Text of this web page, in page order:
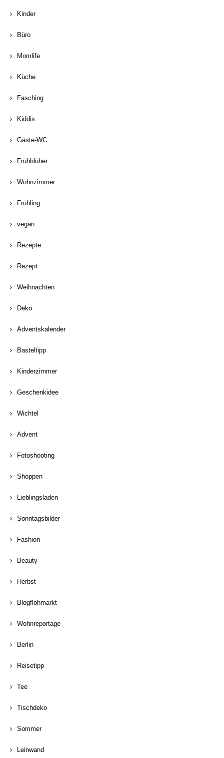
Kinder
Büro
Momlife
Küche
Fasching
Kiddis
Gäste-WC
Frühblüher
Wohnzimmer
Frühling
vegan
Rezepte
Rezept
Weihnachten
Deko
Adventskalender
Basteltipp
Kinderzimmer
Geschenkidee
Wichtel
Advent
Fotoshooting
Shoppen
Lieblingsladen
Sonntagsbilder
Fashion
Beauty
Herbst
Blogflohmarkt
Wohnreportage
Berlin
Reisetipp
Tee
Tischdeko
Sommer
Leinwand